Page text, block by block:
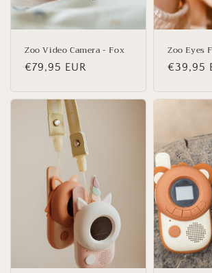
Zoo Video Camera - Fox
Normale
€79,95 EUR
Zoo Eyes
€39,95